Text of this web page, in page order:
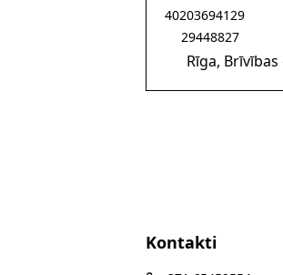
40203694129Sūtīt
29448827
Rīga,
Kontakti